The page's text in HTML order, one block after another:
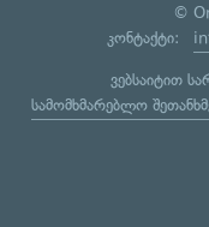
©
კონტაქტი:
ვებსაიტით
სამომხმარებლო